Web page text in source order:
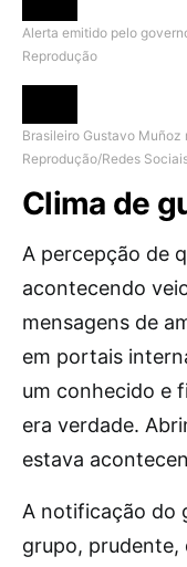
Alerta emitido pelo
Reprodução
Brasileiro Gustavo Muñoz
Reprodução/Redes
Clima de
A percepção de
acontecendo
mensagens de
em portais
um conhecido e
era verdade.
estava
A notificação do
grupo, prudente,